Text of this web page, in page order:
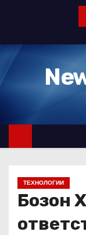
т
к
ТЕХНОЛОГИИ
Бозон